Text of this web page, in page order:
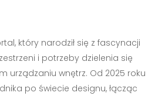
który narodził się z fascynacji
i potrzeby dzielenia się
urządzaniu wnętrz. Od 2025 roku
po świecie designu, łącząc